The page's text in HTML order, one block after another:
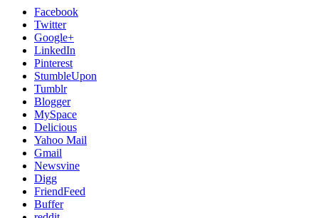
Facebook
Twitter
Google+
LinkedIn
Pinterest
StumbleUpon
Tumblr
Blogger
MySpace
Delicious
Yahoo Mail
Gmail
Newsvine
Digg
FriendFeed
Buffer